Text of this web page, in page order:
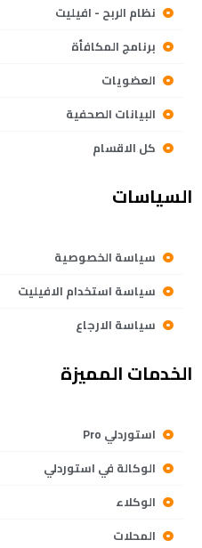
نظام الربح - افيليت
برنامج المكافأة
العضويات
البيانات الصحفية
كل الاقسام
السياسات
سياسة الخصوصية
سياسة استخدام الافيليت
سياسة الارجاع
الخدمات المميزة
استوردلي Pro
الوكالة في استوردلي
الوكلاء
المحلات